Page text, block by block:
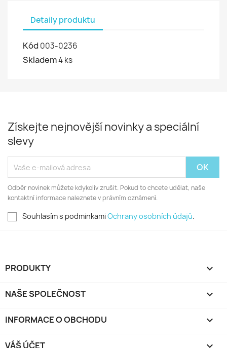
Detaily produktu
Kód 003-0236
Skladem4 ks
Získejte nejnovější novinky a speciální
slevy
Odběr novinek můžete kdykoliv zrušit. Pokud to chcete udělat, naše
kontaktní informace naleznete v právním oznámení.
Souhlasím s podminkamiOchrany osobních údajů.
PRODUKTY 
NAŠE SPOLEČNOST 
INFORMACE O OBCHODU keyboard_arrow_down
VÁŠ ÚČET